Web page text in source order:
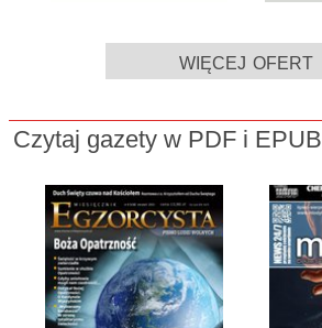
więcej ofert
Czytaj gazety w PDF i EPUB